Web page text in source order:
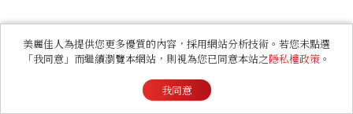
美麗佳人為提供您更多優質的內容，採用網站分析技術。若您未點選
「我同意」而繼續瀏覽本網站，則視為您已同意本站之隱私權政策 。
我同意